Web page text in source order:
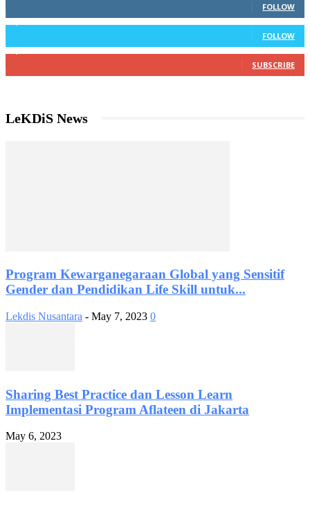
hot
rolex
movement
tread
how
seamaster
planet
copy
1710
at
silver
red
FOLLOW
1,876 Followers
FOLLOW
2,987 Subscribers
SUBSCRIBE
LeKDiS News
Program Kewarganegaraan Global yang Sensitif
Gender dan Pendidikan Life Skill untuk...
Lekdis Nusantara - May 7, 2023 0
Sharing Best Practice dan Lesson Learn
Implementasi Program Aflateen di Jakarta
May 6, 2023